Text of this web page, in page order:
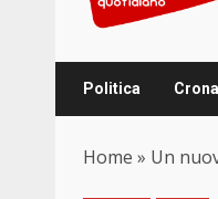
Politica
Home » Un